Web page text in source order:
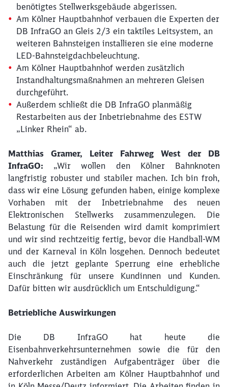
benötigtes Stellwerksgebäude abgerissen.
Am Kölner Hauptbahnhof verbauen die Experten der
DB InfraGO an Gleis 2/3 ein taktiles Leitsystem, an
weiteren Bahnsteigen installieren sie eine moderne
LED-Bahnsteigdachbeleuchtung.
Am Kölner Hauptbahnhof werden zusätzlich
Instandhaltungsmaßnahmen an mehreren Gleisen
durchgeführt.
Außerdem schließt die DB InfraGO planmäßig
Restarbeiten aus der Inbetriebnahme des ESTW
„Linker Rhein“ ab.
Matthias Gramer, Leiter Fahrweg West der DB
InfraGO: „Wir wollen den Kölner Bahnknoten
langfristig robuster und stabiler machen. Ich bin froh,
dass wir eine Lösung gefunden haben, einige komplexe
Vorhaben mit der Inbetriebnahme des neuen
Elektronischen Stellwerks zusammenzulegen. Die
Belastung für die Reisenden wird damit komprimiert
und wir sind rechtzeitig fertig, bevor die Handball-WM
und der Karneval in Köln losgehen. Dennoch bedeutet
auch die jetzt geplante Sperrung eine erhebliche
Einschränkung für unsere Kundinnen und Kunden.
Dafür bitten wir ausdrücklich um Entschuldigung.“
Betriebliche Auswirkungen
Die DB InfraGO hat heute die
Eisenbahnverkehrsunternehmen sowie die für den
Nahverkehr zuständigen Aufgabenträger über die
erforderlichen Arbeiten am Kölner Hauptbahnhof und